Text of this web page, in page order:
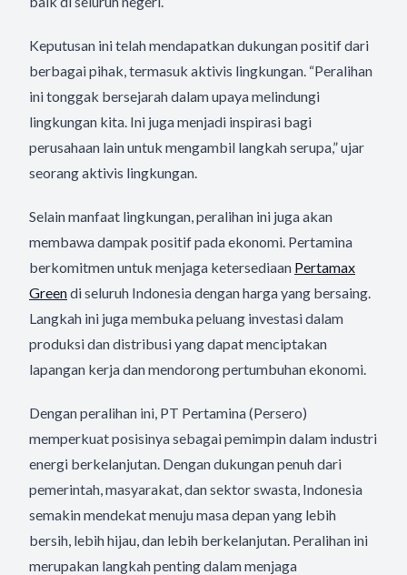
Keputusan ini telah mendapatkan dukungan positif dari
berbagai pihak, termasuk aktivis lingkungan. “Peralihan
ini tonggak bersejarah dalam upaya melindungi
lingkungan kita. Ini juga menjadi inspirasi bagi
perusahaan lain untuk mengambil langkah serupa,” ujar
seorang aktivis lingkungan.
Selain manfaat lingkungan, peralihan ini juga akan
membawa dampak positif pada ekonomi. Pertamina
berkomitmen untuk menjaga ketersediaan Pertamax
Greendi seluruh Indonesia dengan harga yang bersaing.
Langkah ini juga membuka peluang investasi dalam
produksi dan distribusi yang dapat menciptakan
lapangan kerja dan mendorong pertumbuhan ekonomi.
Dengan peralihan ini, PT Pertamina (Persero)
memperkuat posisinya sebagai pemimpin dalam industri
energi berkelanjutan. Dengan dukungan penuh dari
pemerintah, masyarakat, dan sektor swasta, Indonesia
semakin mendekat menuju masa depan yang lebih
bersih, lebih hijau, dan lebih berkelanjutan. Peralihan ini
merupakan langkah penting dalam menjaga